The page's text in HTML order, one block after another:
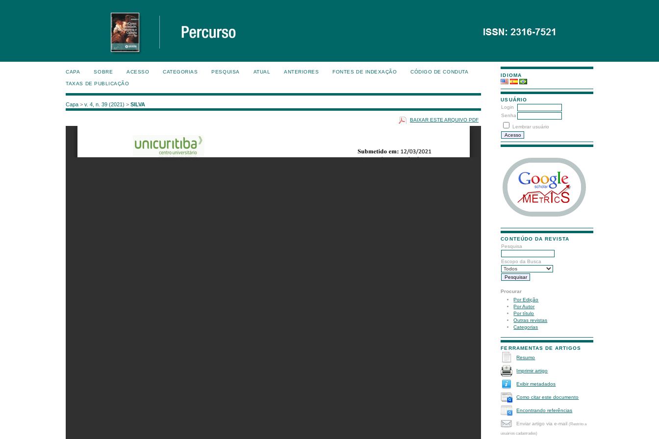
IDIOMA
USUÁRIO
Login
Senha
Lembrar usuário
CONTEÚDO DA REVISTA
Pesquisa
Escopo da Busca
Procurar
Por Edição
Por Autor
Por título
Outras revistas
Categorias
FERRAMENTAS DE ARTIGOS
Resumo
Imprimir artigo
Exibir metadados
Como citar este documento
Encontrando referências
Enviar artigo via e-mail(Restrito a
usuários cadastrados)
CAPA SOBRE ACESSO CATEGORIAS PESQUISA ATUAL ANTERIORES FONTES DE INDEXAÇÃO CÓDIGO DE CONDUTA
TAXAS DE PUBLICAÇÃO
Capa >v. 4, n. 39 (2021) >SILVA
BAIXAR ESTE ARQUIVO PDF